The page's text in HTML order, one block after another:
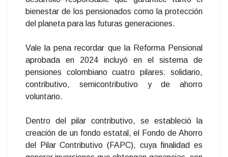
bienestar de los pensionados como la protección
del planeta para las futuras generaciones.
Vale la pena recordar que la Reforma Pensional
aprobada en 2024 incluyó en el sistema de
pensiones colombiano cuatro pilares: solidario,
contributivo, semicontributivo y de ahorro
voluntario.
Dentro del pilar contributivo, se estableció la
creación de un fondo estatal, el Fondo de Ahorro
del Pilar Contributivo (FAPC), cuya finalidad es